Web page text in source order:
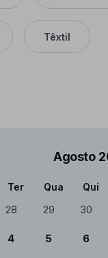
Têxtil
Agosto
Ter Qua Qui
28 29 30
4 5 6